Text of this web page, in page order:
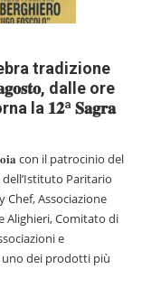
tradizione
dalle ore
la 𝟏𝟐ª 𝐒𝐚𝐠𝐫𝐚
con il patrocinio del
Paritario
Chef, Associazione
Alighieri, Comitato di
e
uno dei prodotti più